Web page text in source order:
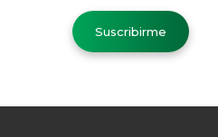
Suscribirme